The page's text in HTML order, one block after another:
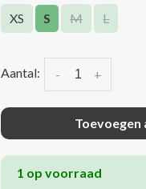
XS S M L
Aantal: +
-
Toevoegen
1 op voorraad